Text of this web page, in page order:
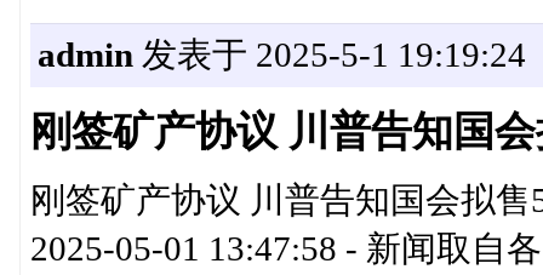
admin 发表于 2025-5-1 19:19:24
刚签矿产协议 川普告知国
刚签矿产协议 川普告知国会拟
2025-05-01 13:47:58 - 新闻取自